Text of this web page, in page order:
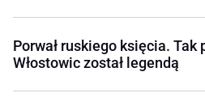
Porwał ruskiego księcia. Tak
Włostowic został legendą